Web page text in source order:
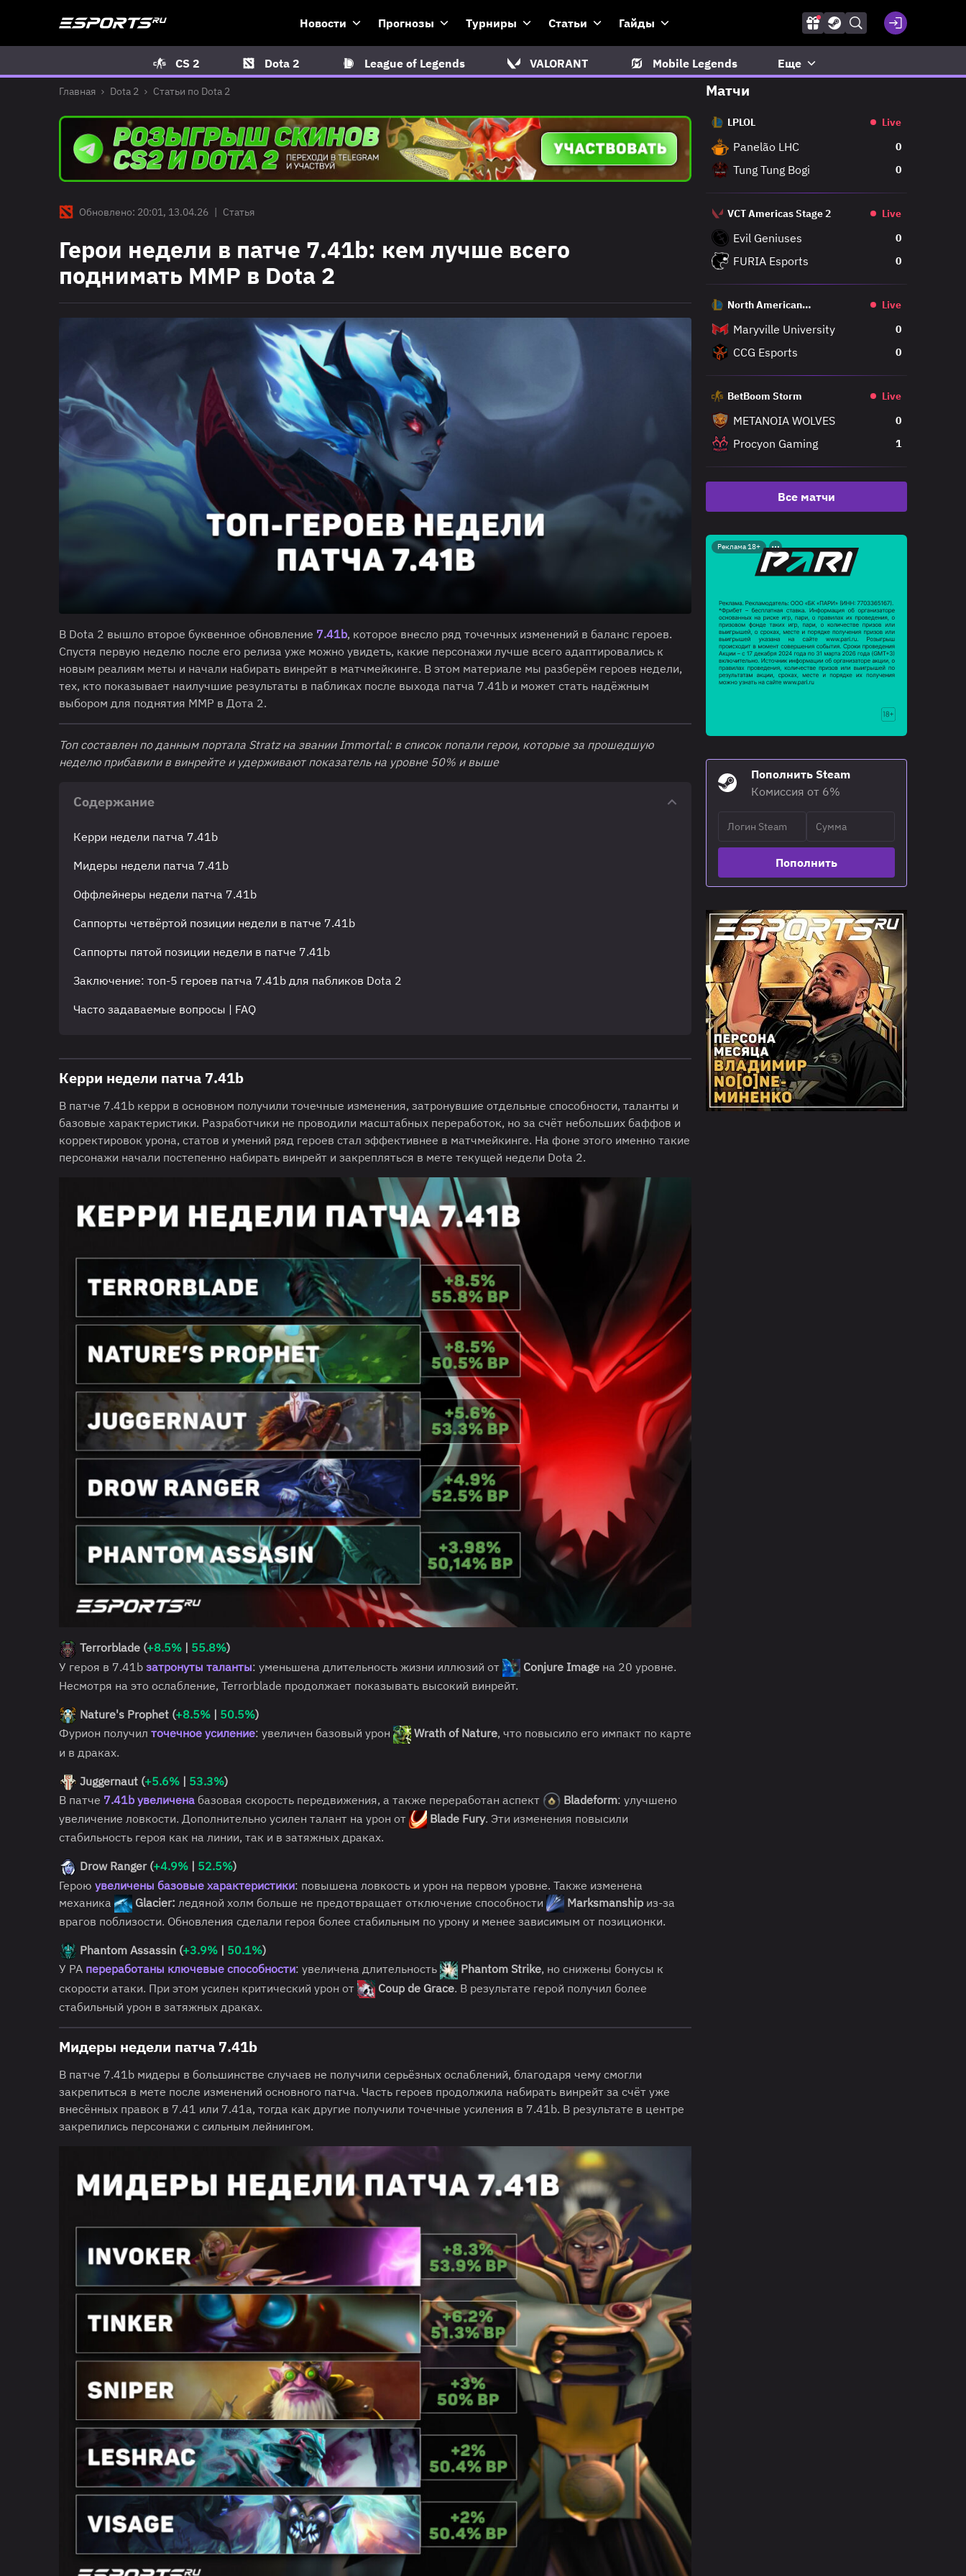
Новости Прогнозы Турниры Статьи Гайды
CS 2 Dota 2 League of Legends VALORANT Mobile Legends Еще
Главная Dota 2 Статьи по Dota 2
Обновлено: 20:01, 13.04.26 | Статья
Герои недели в патче 7.41b: кем лучше всего
поднимать ММР в Dota 2
В Dota 2 вышло второе буквенное обновление 7.41b, которое внесло ряд точечных изменений в баланс героев.
Спустя первую неделю после его релиза уже можно увидеть, какие персонажи лучше всего адаптировались к
новым реалиям меты и начали набирать винрейт в матчмейкинге. В этом материале мы разберём героев недели,
тех, кто показывает наилучшие результаты в пабликах после выхода патча 7.41b и может стать надёжным
выбором для поднятия ММР в Дота 2.
Топ составлен по данным портала Stratz на звании Immortal: в список попали герои, которые за прошедшую
неделю прибавили в винрейте и удерживают показатель на уровне 50% и выше
Содержание
Керри недели патча 7.41b
Мидеры недели патча 7.41b
Оффлейнеры недели патча 7.41b
Саппорты четвёртой позиции недели в патче 7.41b
Саппорты пятой позиции недели в патче 7.41b
Заключение: топ-5 героев патча 7.41b для пабликов Dota 2
Часто задаваемые вопросы | FAQ
Керри недели патча 7.41b
В патче 7.41b керри в основном получили точечные изменения, затронувшие отдельные способности, таланты и
базовые характеристики. Разработчики не проводили масштабных переработок, но за счёт небольших баффов и
корректировок урона, статов и умений ряд героев стал эффективнее в матчмейкинге. На фоне этого именно такие
персонажи начали постепенно набирать винрейт и закрепляться в мете текущей недели Dota 2.
Terrorblade (+8.5% | 55.8%)
У героя в 7.41b затронуты таланты: уменьшена длительность жизни иллюзий от Conjure Image на 20 уровне.
Несмотря на это ослабление, Terrorblade продолжает показывать высокий винрейт.
Nature's Prophet (+8.5% | 50.5%)
Фурион получил точечное усиление: увеличен базовый урон Wrath of Nature, что повысило его импакт по карте
и в драках.
Juggernaut (+5.6% | 53.3%)
В патче 7.41b увеличена базовая скорость передвижения, а также переработан аспект Bladeform: улучшено
увеличение ловкости. Дополнительно усилен талант на урон от
Blade Fury. Эти изменения повысили
стабильность героя как на линии, так и в затяжных драках.
Drow Ranger (+4.9% | 52.5%)
Герою увеличены базовые характеристики: повышена ловкость и урон на первом уровне. Также изменена
механика
Glacier: ледяной холм больше не предотвращает отключение способности Marksmanship из-за
врагов поблизости. Обновления сделали героя более стабильным по урону и менее зависимым от позиционки.
Phantom Assassin (+3.9% | 50.1%)
У PA переработаны ключевые способности: увеличена длительность Phantom Strike, но снижены бонусы к
скорости атаки. При этом усилен критический урон от
Coup de Grace. В результате герой получил более
стабильный урон в затяжных драках.
Мидеры недели патча 7.41b
В патче 7.41b мидеры в большинстве случаев не получили серьёзных ослаблений, благодаря чему смогли
закрепиться в мете после изменений основного патча. Часть героев продолжила набирать винрейт за счёт уже
внесённых правок в 7.41 или 7.41a, тогда как другие получили точечные усиления в 7.41b. В результате в центре
закрепились персонажи с сильным лейнингом.
Матчи
LPLOL Live
Panelão LHC 0
Tung Tung Bogi 0
VCT Americas Stage 2 Live
Evil Geniuses 0
FURIA Esports 0
North American
Live
Maryville University 0
CCG Esports 0
BetBoom Storm Live
METANOIA WOLVES 0
Procyon Gaming 1
Все матчи
Реклама 18+
Пополнить Steam
Комиссия от 6%
Пополнить